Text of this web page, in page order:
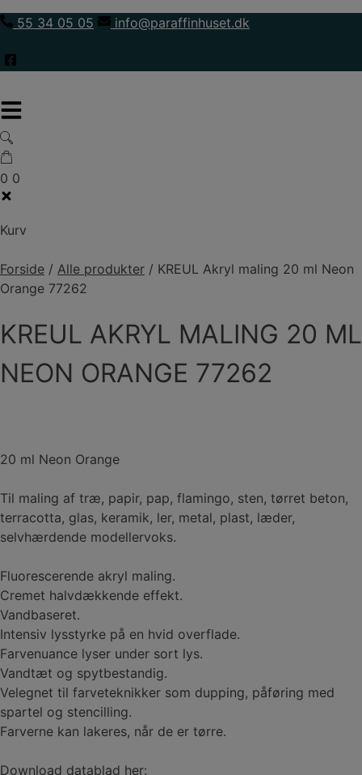
Hop
indholdet
55 34 05 05 info@paraffinhuset.dk
0 0
Kurv
Forside / Alle produkter / KREUL Akryl maling 20 ml Neon
Orange 77262
KREUL AKRYL MALING 20 ML
NEON ORANGE 77262
20 ml Neon Orange
Til maling af træ, papir, pap, flamingo, sten, tørret beton,
terracotta, glas, keramik, ler, metal, plast, læder,
selvhærdende modellervoks.
Fluorescerende akryl maling.
Cremet halvdækkende effekt.
Vandbaseret.
Intensiv lysstyrke på en hvid overflade.
Farvenuance lyser under sort lys.
Vandtæt og spytbestandig.
Velegnet til farveteknikker som dupping, påføring med
spartel og stencilling.
Farverne kan lakeres, når de er tørre.
Download datablad her: